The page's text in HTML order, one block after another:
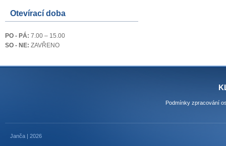
Otevírací doba
PO - PÁ: 7.00 – 15.00
SO - NE: ZAVŘENO
Podmínky zpracování
Janča | 2026